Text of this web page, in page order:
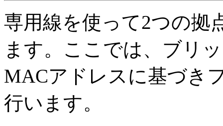
専用線を使って2つの拠
ます。ここでは、ブリ
MACアドレスに基づき
行います。